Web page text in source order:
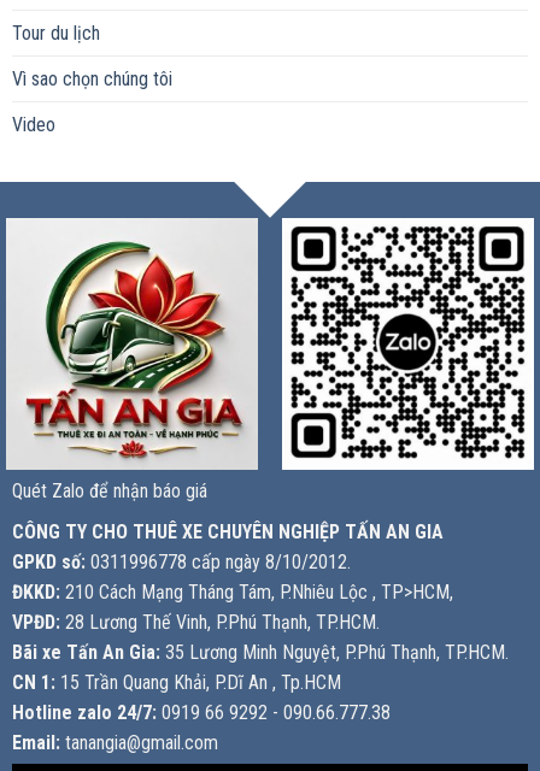
Tour du lịch
Vì sao chọn chúng tôi
Video
Quét Zalo để nhận báo giá
CÔNG TY CHO THUÊ XE CHUYÊN NGHIỆP TẤN AN GIA
GPKD số: 0311996778 cấp ngày 8/10/2012.
ĐKKD: 210 Cách Mạng Tháng Tám, P.Nhiêu Lộc , TP>HCM,
VPĐD: 28 Lương Thế Vinh, P.Phú Thạnh, TP.HCM.
Bãi xe Tấn An Gia: 35 Lương Minh Nguyệt, P.Phú Thạnh, TP.HCM.
CN 1: 15 Trần Quang Khải, P.Dĩ An , Tp.HCM
Hotline zalo 24/7: 0919 66 9292 - 090.66.777.38
Email: tanangia@gmail.com